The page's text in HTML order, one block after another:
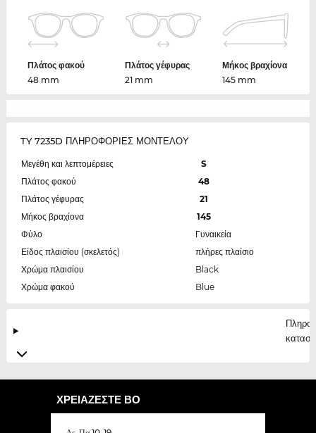
Πλάτος φακού
48 mm
Πλάτος γέφυρας
21 mm
Μήκος βραχίονα
145 mm
TY 7235D ΠΛΗΡΟΦΟΡΙΕΣ ΜΟΝΤΕΛΟΥ
Μεγέθη και λεπτομέρειες
S
Πλάτος φακού
48
Πλάτος γέφυρας
21
Μήκος βραχίονα
145
Φύλο
Γυναικεία
Είδος πλαισίου (σκελετός)
πλήρες πλαίσιο
Χρώμα πλαισίου
Black
Χρώμα φακού
Blue
ΧΡΕΙΆΖΕΣΤΕ ΒΟ